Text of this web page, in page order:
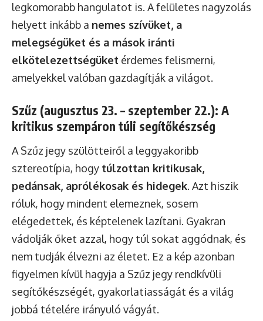
legkomorabb hangulatot is. A felületes nagyzolás
helyett inkább a nemes szívüket, a
melegségüket és a mások iránti
elkötelezettségüket érdemes felismerni,
amelyekkel valóban gazdagítják a világot.
Szűz (augusztus 23. – szeptember 22.): A
kritikus szempáron túli segítőkészség
A Szűz jegy szülötteiről a leggyakoribb
sztereotípia, hogy túlzottan kritikusak,
pedánsak, aprólékosak és hidegek. Azt hiszik
róluk, hogy mindent elemeznek, sosem
elégedettek, és képtelenek lazítani. Gyakran
vádolják őket azzal, hogy túl sokat aggódnak, és
nem tudják élvezni az életet. Ez a kép azonban
figyelmen kívül hagyja a Szűz jegy rendkívüli
segítőkészségét, gyakorlatiasságát és a világ
jobbá tételére irányuló vágyát.